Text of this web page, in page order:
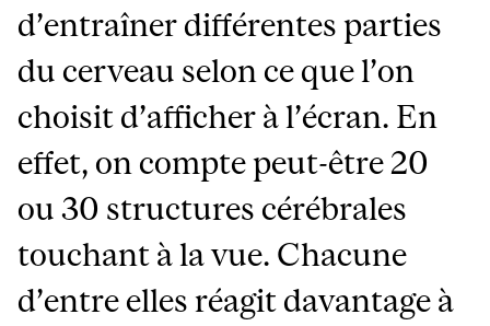
d’entraîner différentes parties
du cerveau selon ce que l’on
choisit d’afficher à l’écran. En
effet, on compte peut-être 20
ou 30 structures cérébrales
touchant à la vue. Chacune
d’entre elles réagit davantage à